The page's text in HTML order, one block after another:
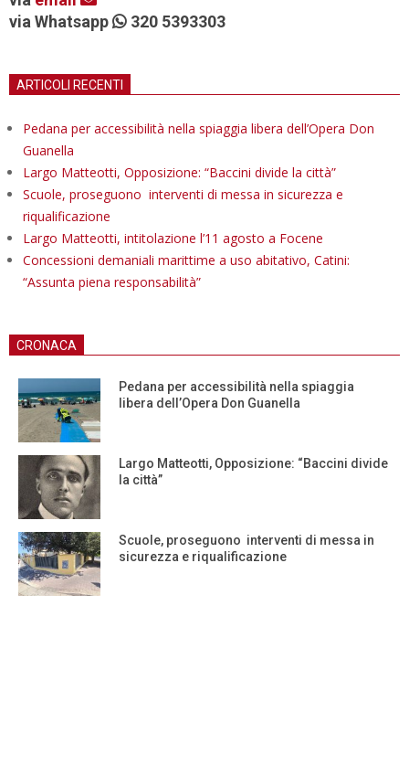
via Whatsapp
320 5393303
ARTICOLI RECENTI
Pedana per accessibilità nella spiaggia libera dell’Opera Don
Guanella
Largo Matteotti, Opposizione: “Baccini divide la città”
Scuole, proseguono interventi di messa in sicurezza e
riqualificazione
Largo Matteotti, intitolazione l’11 agosto a Focene
Concessioni demaniali marittime a uso abitativo, Catini:
“Assunta piena responsabilità”
CRONACA
Pedana per accessibilità nella spiaggia
libera dell’Opera Don Guanella
Largo Matteotti, Opposizione: “Baccini divide
la città”
Scuole, proseguono interventi di messa in
sicurezza e riqualificazione